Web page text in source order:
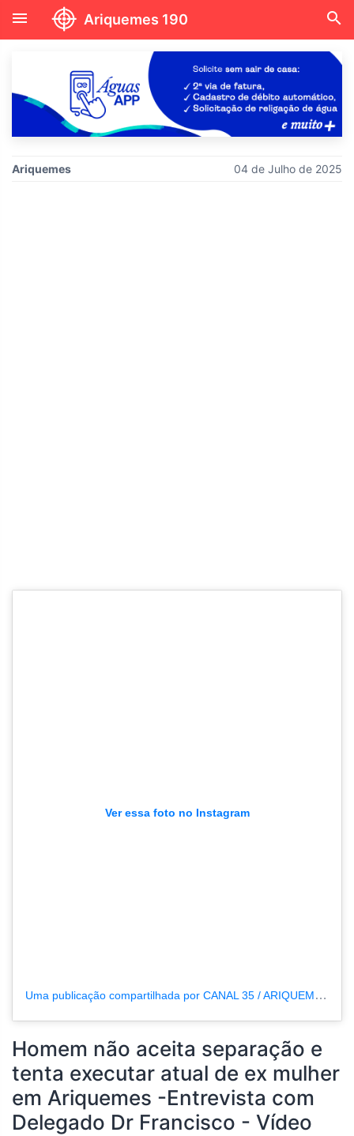
menu Ariquemes 190 search
Ariquemes 04 de Julho de 2025
Ver essa foto no Instagram
Uma publicação compartilhada por CANAL 35 / ARIQUEMES190 (@tvpcanal35)
Homem não aceita separação e
tenta executar atual de ex mulher
em Ariquemes -Entrevista com
Delegado Dr Francisco - Vídeo